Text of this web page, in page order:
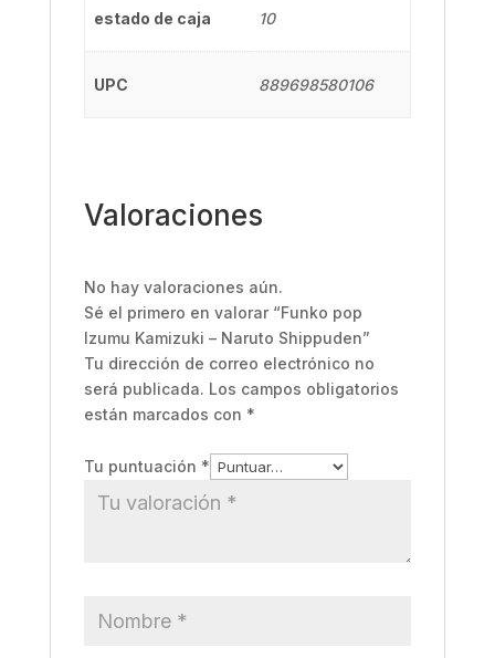
estado de caja 10
UPC 889698580106
Valoraciones
No hay valoraciones aún.
Sé el primero en valorar “Funko pop
Izumu Kamizuki – Naruto Shippuden”
Tu dirección de correo electrónico no
será publicada. Los campos obligatorios
están marcados con *
Tu puntuación *